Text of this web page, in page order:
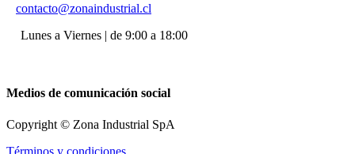
contacto@zonaindustrial.cl
Lunes a Viernes | de 9:00 a 18:00
Medios de comunicación social
Copyright © Zona Industrial SpA
Términos y condiciones